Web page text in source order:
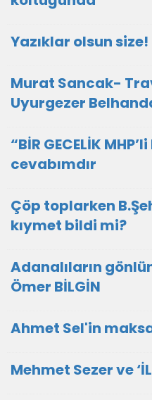
Yazıklar olsun size!
Murat Sancak-
Uyurgezer
“BİR GECELİK
cevabımdır
Çöp toplarken
kıymet bildi mi?
Adanalıların
Ömer BİLGİN
Ahmet Sel'in
Mehmet Sezer ve